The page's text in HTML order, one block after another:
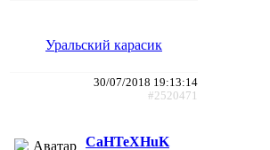
Уральский карасик
30/07/2018 19:13:14
#2520471
CaHTeXHuK